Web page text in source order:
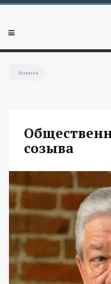
Перейти к основному
Мобильное
Главная
созыва